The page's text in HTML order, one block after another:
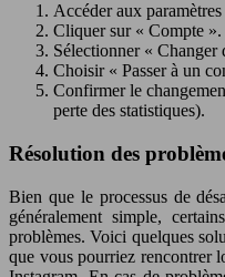
Accéder aux
Cliquer sur « Compte ».
Sélectionner « Changer
Choisir « Passer à un
Confirmer le
perte des statistiques).
Résolution des
Bien que le processus de
généralement simple,
problèmes. Voici quelques
que vous pourriez rencontrer